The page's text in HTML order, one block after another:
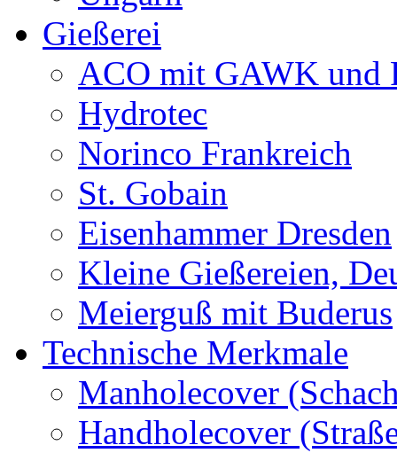
Gießerei
ACO mit GAWK und
Hydrotec
Norinco Frankreich
St. Gobain
Eisenhammer Dresden
Kleine Gießereien,
Meierguß mit Buderus
Technische Merkmale
Manholecover
Handholecover